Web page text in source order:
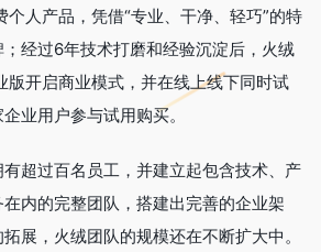
人产品，凭借“专业、干净、轻巧”的特
经过6年技术打磨和经验沉淀后，火绒
版开启商业模式，并在线上线下同时试
业用户参与试用购买。
超过百名员工，并建立起包含技术、产
内的完整团队，搭建出完善的企业架
展，火绒团队的规模还在不断扩大中。